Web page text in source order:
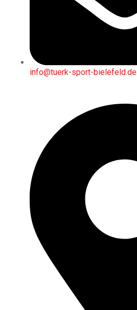
info@tuerk-sport-bielefeld.de